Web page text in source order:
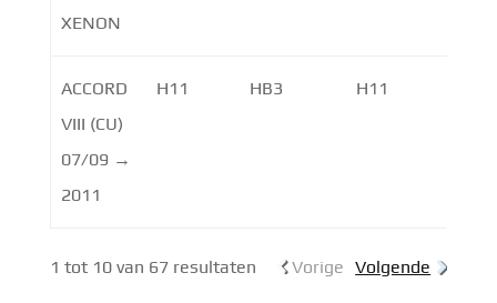
XENON
ACCORD
VIII (CU)
07/09 →
2011
H11 HB3 H11
1 tot 10 van 67 resultaten Vorige Volgende